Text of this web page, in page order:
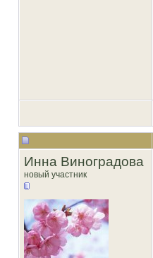
Инна Виноградова
новый участник